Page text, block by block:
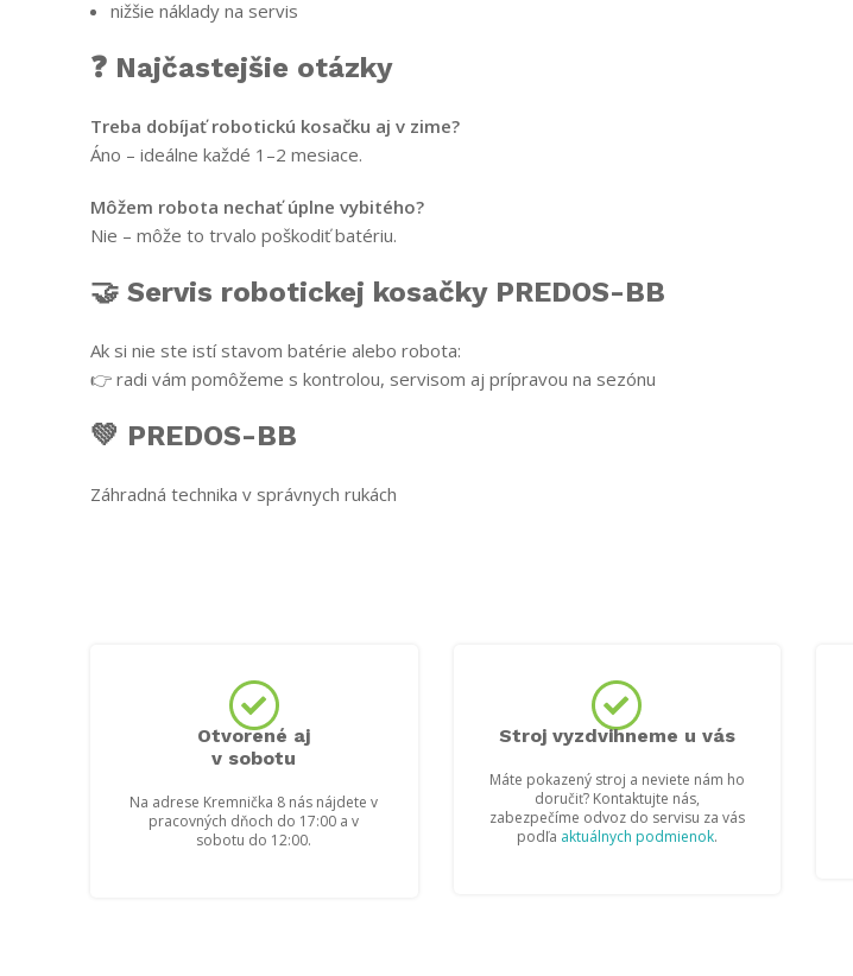
nižšie náklady na servis
❓ Najčastejšie otázky
Treba dobíjať robotickú kosačku aj v zime?
Áno – ideálne každé 1–2 mesiace.
Môžem robota nechať úplne vybitého?
Nie – môže to trvalo poškodiť batériu.
🤝 Servis robotickej kosačky PREDOS-BB
Ak si nie ste istí stavom batérie alebo robota:
👉 radi vám pomôžeme s kontrolou, servisom aj prípravou na sezónu
💚 PREDOS-BB
Záhradná technika v správnych rukách
Otvorené aj
v sobotu
Na adrese Kremnička 8 nás nájdete v
pracovných dňoch do 17:00 a v
sobotu do 12:00.
Stroj vyzdvihneme u vás
Máte pokazený stroj a neviete nám ho
doručiť? Kontaktujte nás,
zabezpečíme odvoz do servisu za vás
podľa aktuálnych podmienok.